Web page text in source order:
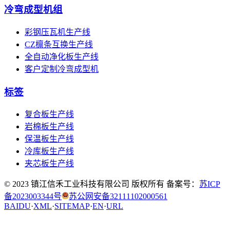
冷弯成型机组
彩钢压瓦机生产线
CZ檩条互换生产线
全自动净化板生产线
客户定制冷弯成型机
标签
复合板生产线
岩棉板生产线
保温板生产线
冷库板生产线
夹芯板生产线
© 2023 镇江信禾工业科技有限公司 版权所有 备案号： 苏ICP
备2023003344号
苏公网安备32111102000561
BAIDU·XML·SITEMAP·EN·URL